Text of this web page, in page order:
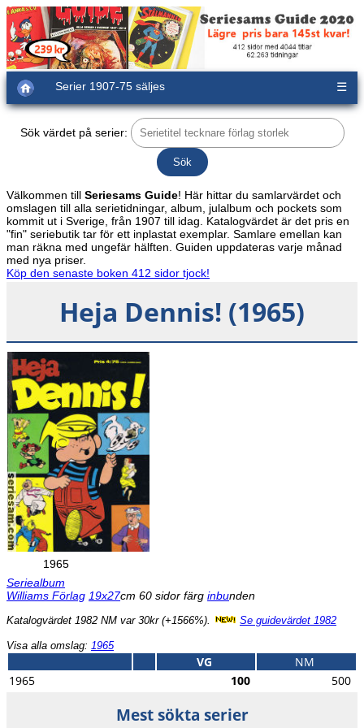
Serier 1907-75 säljes ☰
Sök värdet på serier:
Välkommen till Seriesams Guide! Här hittar du samlarvärdet och
omslagen till alla serietidningar, album, julalbum och pockets som
kommit ut i Sverige, från 1907 till idag. Katalogvärdet är det pris en
"fin" seriebutik tar för ett inplastat exemplar. Samlare emellan kan
man räkna med ungefär hälften. Guiden uppdateras varje månad
med nya priser.
Köp den senaste boken 412 sidor tjock!
Heja Dennis! (1965)
1965
Seriealbum
Williams Förlag 19x27cm 60 sidor färg inbunden
Katalogvärdet 1982 NM var 30kr (+1566%). Se guidevärdet 1982
Visa alla omslag: 1965
VG
NM
1965
100 500
Mest sökta serier